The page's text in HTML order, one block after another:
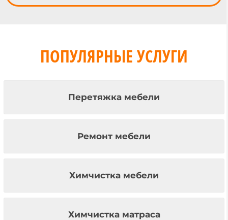
ПОПУЛЯРНЫЕ УСЛУГИ
Перетяжка мебели
Ремонт мебели
Химчистка мебели
Химчистка матраса